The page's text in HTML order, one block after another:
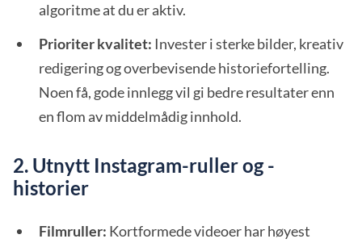
algoritme at du er aktiv.
Prioriter kvalitet: Invester i sterke bilder, kreativ
redigering og overbevisende historiefortelling.
Noen få, gode innlegg vil gi bedre resultater enn
en flom av middelmådig innhold.
2. Utnytt Instagram-ruller og -
historier
Filmruller: Kortformede videoer har høyest